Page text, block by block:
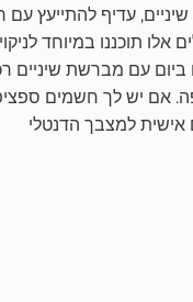
עדיף להתייעץ עם
תוכננו במיוחד
ביום עם מברשת שיניים
אם יש לך חשמים
אישית למצבך הדנטלי